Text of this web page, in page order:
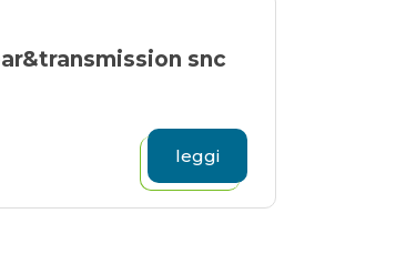
snc
leggi